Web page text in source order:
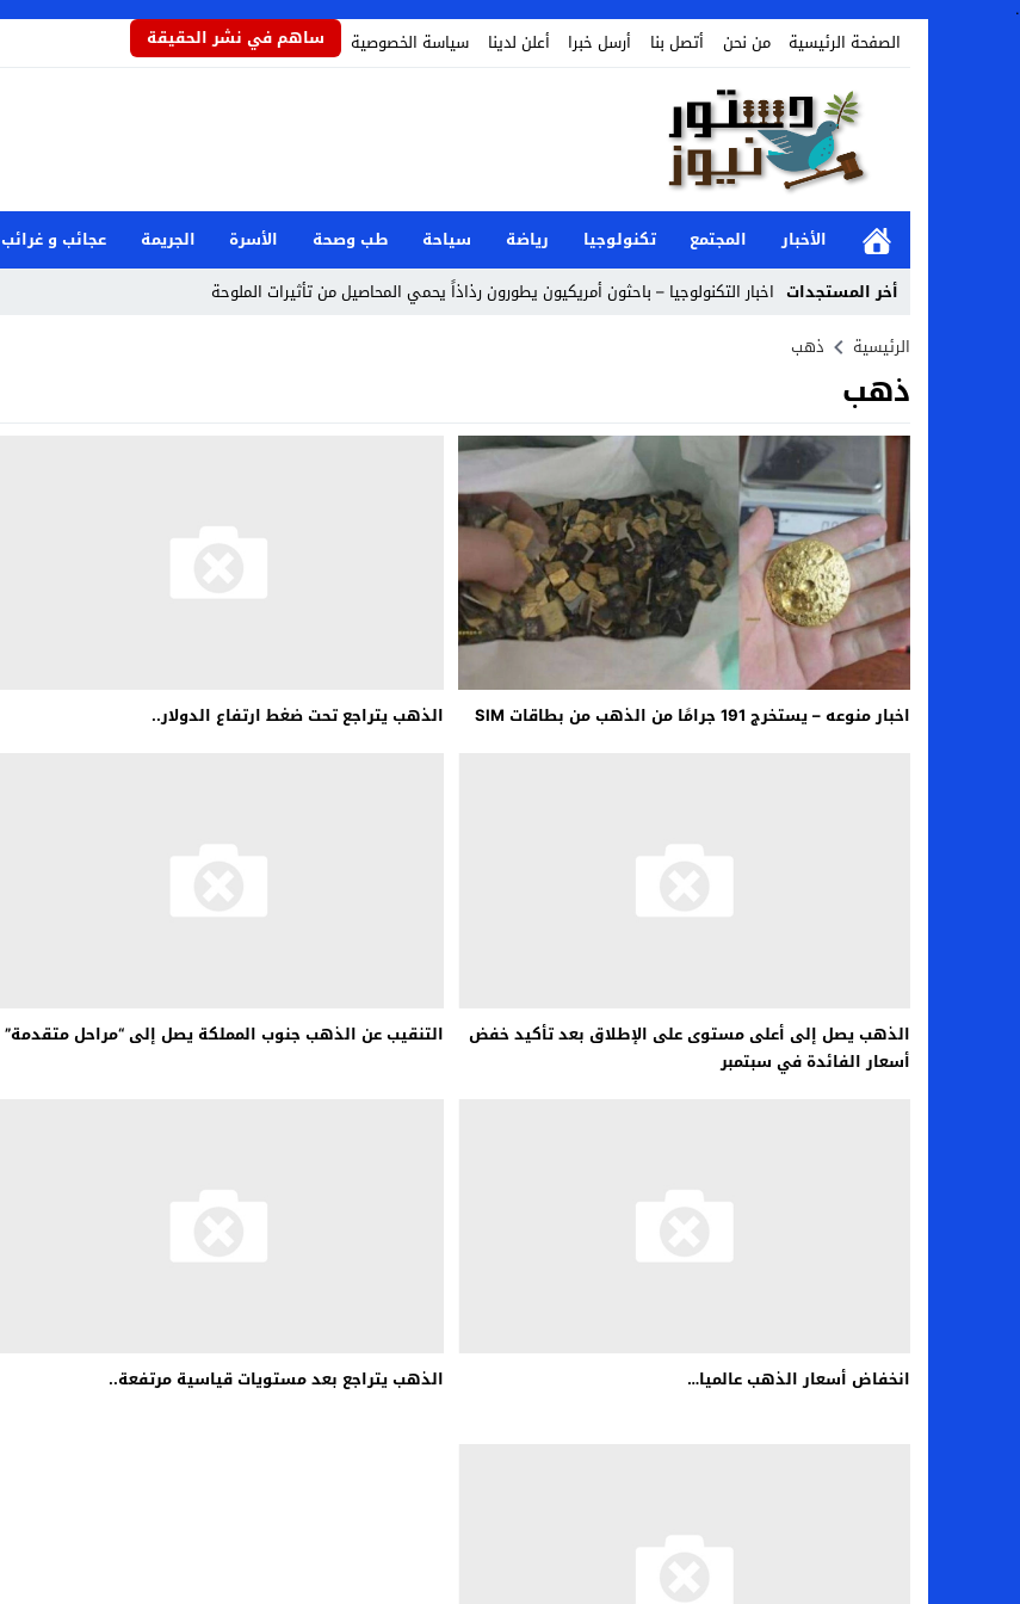
.
الصفحة الرئيسية
من نحن أتصل بنا أرسل خبرا أعلن لدينا سياسة الخصوصية ساهم في نشر الحقيقة
الأخبار المجتمع تكنولوجيا رياضة سياحة طب وصحة الأسرة الجريمة عجائب و غرائب
أخر المستجدات اخبار التكنولوجيا – باحثون أمريكيون يطورون رذاذاً يحمي المحاصيل من تأثيرات الملوحة
مال و اعمال – تراجع السندات الخليجية والمصرية بعد حادثة دمياط
اخبار العرب – الكويت: وفاة عامل نتيجة عدوان إيراني استهدف شركة صينية
عالم الجريمة – بالصور: إسبانيا تلغي حالة الطوارئ الوطنية
اخبار الرياضة – اليويفا يعقد اجتماعا طارئا لبحث خطة الفيفا لبيع حصة في كيان تجاري جديد
عالم الجريمة – ب الأمن والقضاء – في الصورة: إحباط عمليتين لتهريب مادة الكبتاجون إلى الخليج
عالم الجريمة – قُتل أربعة مهاجرين غير شرعيين أثناء محاولتهم عبور القناة الإنجليزية باتجاه بريطانيا
مال و اعمال – انكماش الاقتصاد السعودي للمرة الأولى منذ عامين ونصف
الرئيسية ذهب
ذهب
اخبار منوعه – يستخرج 191 جرامًا من الذهب من بطاقات SIM الذهب يتراجع تحت ضغط ارتفاع الدولار..
الذهب يصل إلى أعلى مستوى على الإطلاق بعد تأكيد خفض
أسعار الفائدة في سبتمبر
التنقيب عن الذهب جنوب المملكة يصل إلى “مراحل متقدمة”
انخفاض أسعار الذهب عالميا… الذهب يتراجع بعد مستويات قياسية مرتفعة..